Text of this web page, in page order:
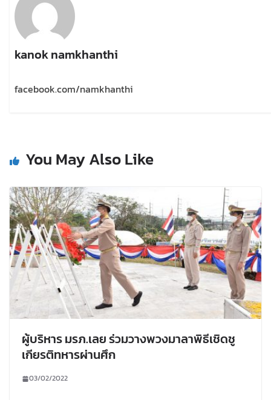
kanok namkhanthi
facebook.com/namkhanthi
You May Also Like
ผู้บริหาร มรภ.เลย ร่วมวางพวงมาลาพิธีเชิดชู
เกียรติทหารผ่านศึก
03/02/2022